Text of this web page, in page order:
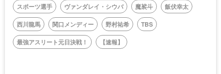
スポーツ選手 ヴァンダレイ・シウバ 魔裟斗
飯伏幸太
西川龍馬
関口メンディー 野村祐希
TBS
最強アスリート元日決戦！
【速報】